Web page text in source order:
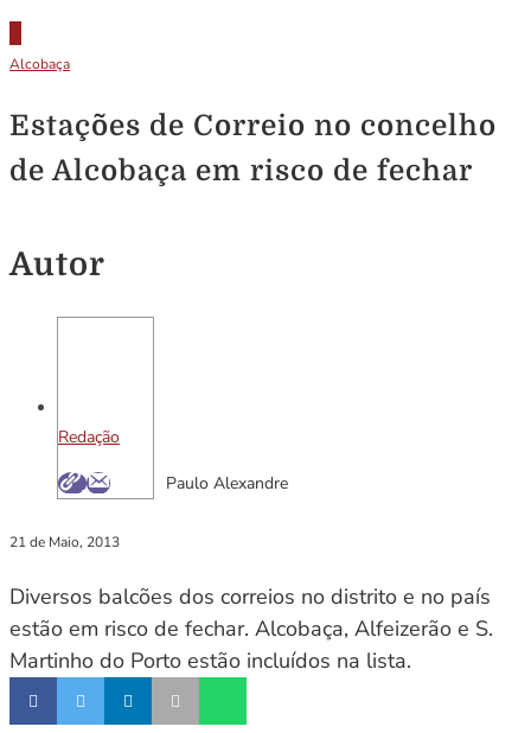
Alcobaça
Estações de Correio no concelho
de Alcobaça em risco de fechar
Autor
Redação
Paulo Alexandre
21 de Maio, 2013
Diversos balcões dos correios no distrito e no país
estão em risco de fechar. Alcobaça, Alfeizerão e S.
Martinho do Porto estão incluídos na lista.